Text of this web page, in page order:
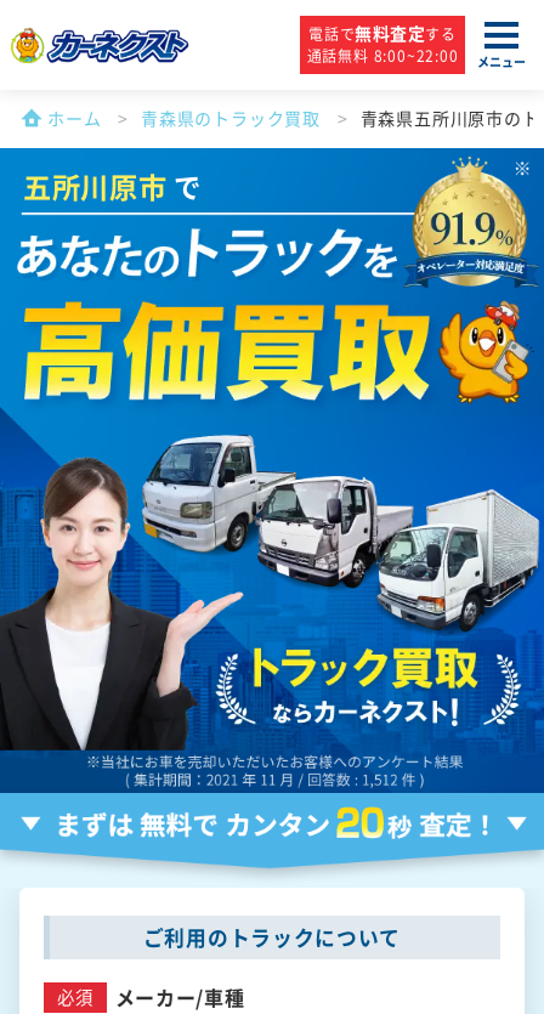
電話で無料査定する
通話無料 8:00~22:00
メニュー
ホーム 青森県のトラック買取 青森県五所川原市の
五所川原市 で
ご利用のトラックについて
必須 メーカー/車種